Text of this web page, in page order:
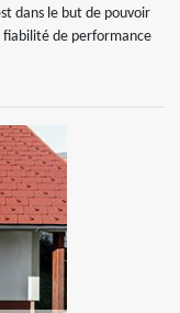
dans le but de pouvoir
fiabilité de performance